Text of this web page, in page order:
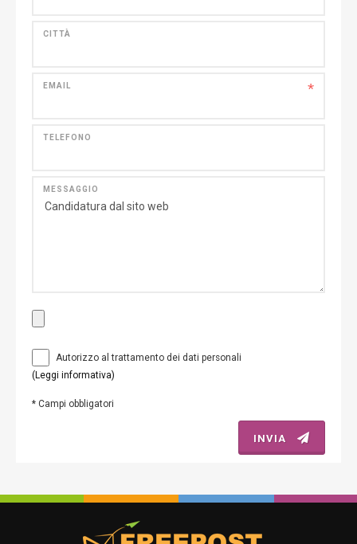
CITTÀ
*
EMAIL
TELEFONO
MESSAGGIO
Autorizzo al trattamento dei dati personali
(Leggi informativa)
* Campi obbligatori
INVIA